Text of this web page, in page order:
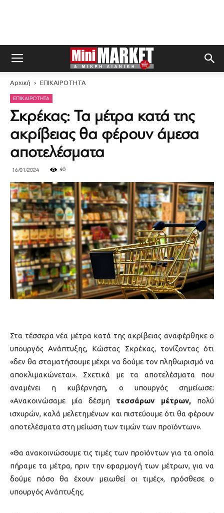
Αρχική ΕΠΙΚΑΙΡΟΤΗΤΑ
ΕΠΙΚΑΙΡΟΤΗΤΑ
Σκρέκας: Τα μέτρα κατά της
ακρίβειας θα φέρουν άμεσα
αποτελέσματα
16/01/2024 40
Στα τέσσερα νέα μέτρα κατά της ακρίβειας αναφέρθηκε ο
υπουργός Ανάπτυξης, Κώστας Σκρέκας, τονίζοντας ότι
«δεν θα σταματήσουμε μέχρι να δούμε τον πληθωρισμό να
αποκλιμακώνεται». Σχετικά με τα αποτελέσματα που
αναμένει η κυβέρνηση, ο υπουργός σημείωσε:
«Ανακοινώσαμε μία δέσμητεσσάρων μέτρων, πολύ
ισχυρών, καλά μελετημένων και πιστεύουμε ότι θα φέρουν
αποτελέσματα στη μείωση των τιμών των προϊόντων».
«Θα ανακοινώσουμε τις τιμές των προϊόντων για τα οποία
πήραμε τα μέτρα, πριν την εφαρμογή των μέτρων, για να
δούμε πόσο θα έχουν μειωθεί οι τιμές», πρόσθεσε ο
υπουργός Ανάπτυξης.